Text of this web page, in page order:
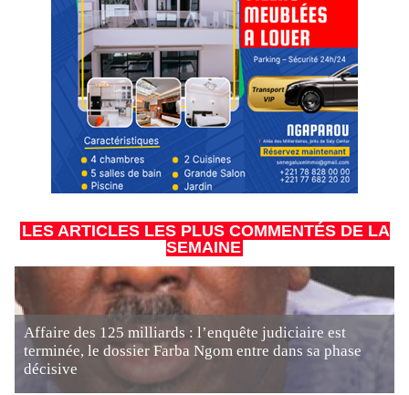
LES ARTICLES LES PLUS COMMENTÉS DE LA
SEMAINE
Affaire des 125 milliards : l’enquête judiciaire est
terminée, le dossier Farba Ngom entre dans sa phase
décisive